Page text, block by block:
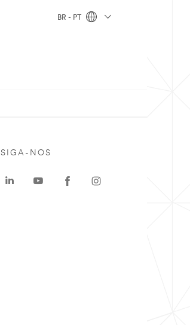
BR - PT
SIGA-NOS